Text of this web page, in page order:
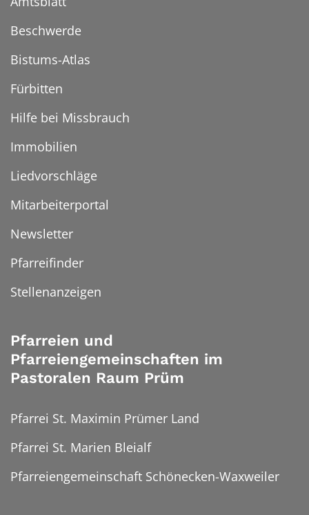
Beschwerde
Bistums-Atlas
Fürbitten
Hilfe bei Missbrauch
Immobilien
Liedvorschläge
Mitarbeiterportal
Newsletter
Pfarreifinder
Stellenanzeigen
Pfarreien und
Pfarreiengemeinschaften im
Pastoralen Raum Prüm
Pfarrei St. Maximin Prümer Land
Pfarrei St. Marien Bleialf
Pfarreiengemeinschaft Schönecken-Waxweiler